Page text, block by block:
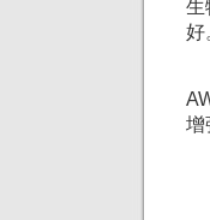
生
好
增